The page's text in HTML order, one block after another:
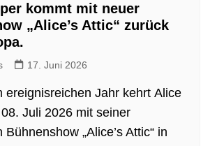
kommt mit neuer
„Alice’s Attic“ zurück
17. Juni 2026
ereignisreichen Jahr kehrt Alice
Juli 2026 mit seiner
Bühnenshow „Alice’s Attic“ in